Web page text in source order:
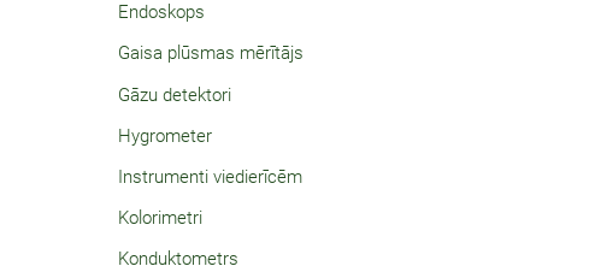
Endoskops
Gaisa plūsmas mērītājs
Gāzu detektori
Hygrometer
Instrumenti viedierīcēm
Kolorimetri
Konduktometrs